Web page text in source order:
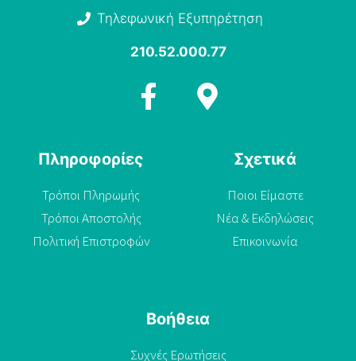
Τηλεφωνική Εξυπηρέτηση
210.52.000.77
Πληροφορίες
Τρόποι Πληρωμής
Τρόποι Αποστολής
Πολιτική Επιστροφών
Σχετικά
Ποιοι Είμαστε
Νέα & Εκδηλώσεις
Επικοινωνία
Βοήθεια
Συχνές Ερωτήσεις